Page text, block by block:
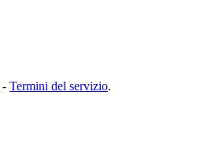
- Termini del servizio.